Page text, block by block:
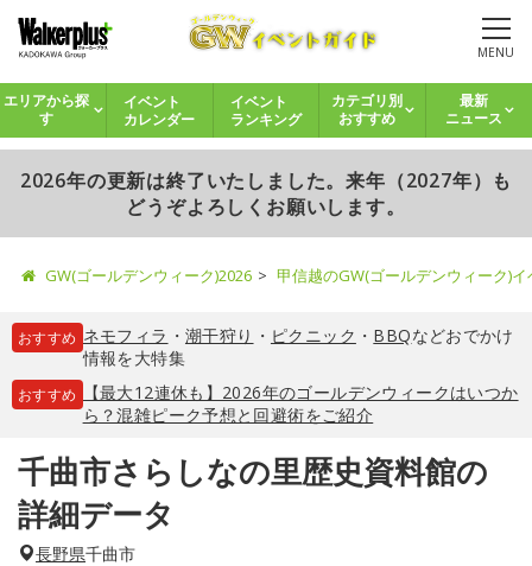
MENU
エリアから探
す
イベント
カレンダー
イベント
ランキング
カテゴリ別
おすすめ
最新
ニュース
2026年の更新は終了いたしました。来年（2027年）も
どうぞよろしくお願いします。
GW(ゴールデンウィーク)2026 甲信越のGW(ゴールデンウィーク)
おすすめ ネモフィラ ・ 潮干狩り ・ ピクニック ・ BBQなどおでかけ
情報を大特集
おすすめ
【最大12連休も】2026年のゴールデンウィークはいつか
ら？混雑ピーク予想と回避術をご紹介
千曲市さらしなの里歴史資料館の
詳細データ
長野県千曲市